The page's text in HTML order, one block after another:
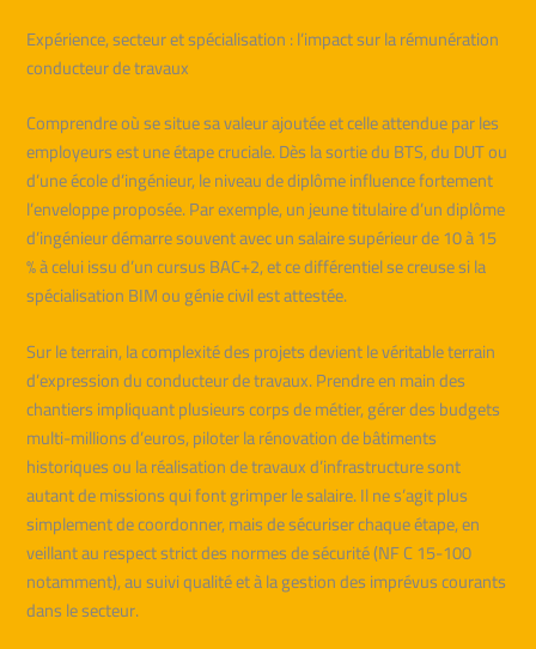
Expérience, secteur et spécialisation : l’impact sur la rémunération
conducteur de travaux
Comprendre où se situe sa valeur ajoutée et celle attendue par les
employeurs est une étape cruciale. Dès la sortie du BTS, du DUT ou
d’une école d’ingénieur, le niveau de diplôme influence fortement
l’enveloppe proposée. Par exemple, un jeune titulaire d’un diplôme
d’ingénieur démarre souvent avec un salaire supérieur de 10 à 15
% à celui issu d’un cursus BAC+2, et ce différentiel se creuse si la
spécialisation BIM ou génie civil est attestée.
Sur le terrain, la complexité des projets devient le véritable terrain
d’expression du conducteur de travaux. Prendre en main des
chantiers impliquant plusieurs corps de métier, gérer des budgets
multi-millions d’euros, piloter la rénovation de bâtiments
historiques ou la réalisation de travaux d’infrastructure sont
autant de missions qui font grimper le salaire. Il ne s’agit plus
simplement de coordonner, mais de sécuriser chaque étape, en
veillant au respect strict des normes de sécurité (NF C 15-100
notamment), au suivi qualité et à la gestion des imprévus courants
dans le secteur.